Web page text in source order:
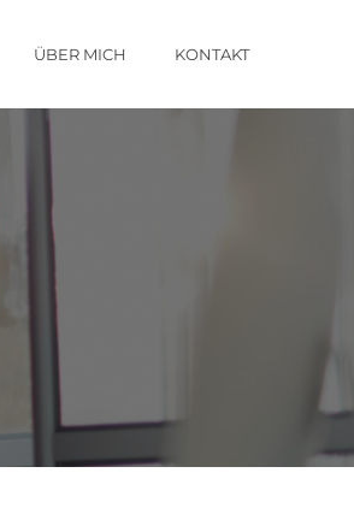
ÜBER MICH KONTAKT